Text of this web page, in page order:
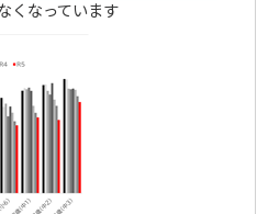
くなっています